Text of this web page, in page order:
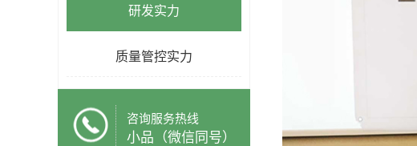
研发实力
质量管控实力
咨询服务热线
小品（微信同号）